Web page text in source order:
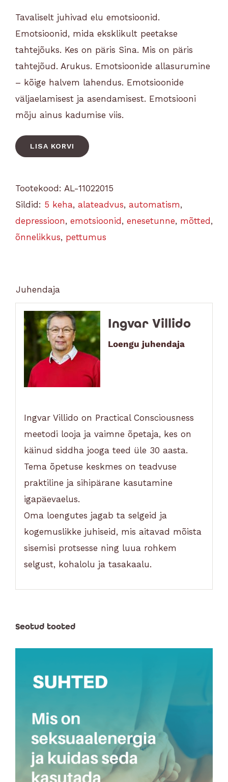
Tavaliselt juhivad elu emotsioonid.
Emotsioonid, mida eksklikult peetakse
tahtejõuks. Kes on päris Sina. Mis on päris
tahtejõud. Arukus. Emotsioonide allasurumine
– kõige halvem lahendus. Emotsioonide
väljaelamisest ja asendamisest. Emotsiooni
mõju ainus kadumise viis.
LISA KORVI
Tootekood: AL-11022015
Sildid: 5 keha, alateadvus, automatism,
depressioon, emotsioonid, enesetunne, mõtted,
õnnelikkus, pettumus
Juhendaja
Ingvar Villido
Loengu juhendaja
Ingvar Villido on Practical Consciousness
meetodi looja ja vaimne õpetaja, kes on
käinud siddha jooga teed üle 30 aasta.
Tema õpetuse keskmes on teadvuse
praktiline ja sihipärane kasutamine
igapäevaelus.
Oma loengutes jagab ta selgeid ja
kogemuslikke juhiseid, mis aitavad mõista
sisemisi protsesse ning luua rohkem
selgust, kohalolu ja tasakaalu.
Seotud tooted